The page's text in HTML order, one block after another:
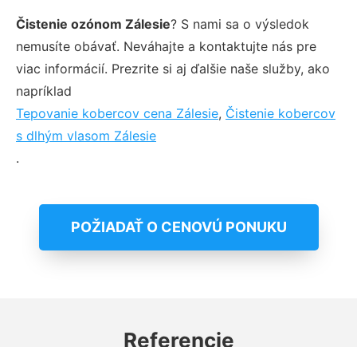
Čistenie ozónom Zálesie? S nami sa o výsledok
nemusíte obávať. Neváhajte a kontaktujte nás pre
viac informácií. Prezrite si aj ďalšie naše služby, ako
napríklad
Tepovanie kobercov cena Zálesie, Čistenie kobercov
s dlhým vlasom Zálesie
.
POŽIADAŤ O CENOVÚ PONUKU
Referencie